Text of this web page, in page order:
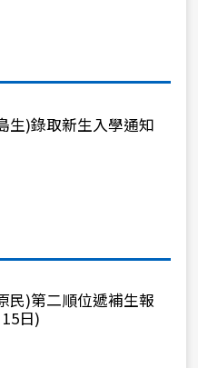
生)錄取新生入學通知
民)第二順位遞補生報
日)